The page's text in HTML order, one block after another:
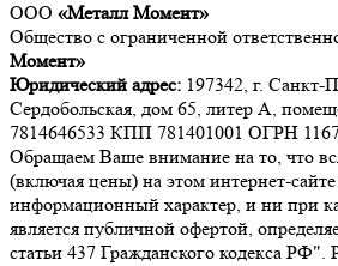
ООО «Металл Момент»
Общество с ограниченной
Момент»
Юридический адрес: 197342, г. Санкт-
Сердобольская, дом 65, литер А,
7814646533 КПП 781401001 ОГРН
Обращаем Ваше внимание на то, что
(включая цены) на этом интернет-
информационный характер, и ни при
является публичной офертой,
статьи 437 Гражданского кодекса РФ".